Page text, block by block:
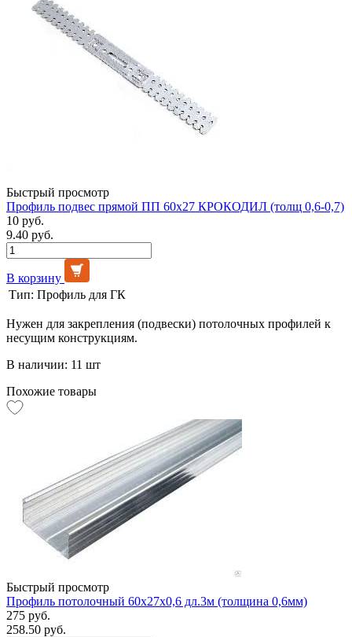
Быстрый просмотр
Профиль подвес прямой ПП 60х27 КРОКОДИЛ (толщ 0,6-0,7)
10 руб.
9.40 руб.
В корзину
Тип: Профиль для ГК
Нужен для закрепления (подвески) потолочных профилей к
несущим конструкциям.
В наличии: 11 шт
Похожие товары
Быстрый просмотр
Профиль потолочный 60х27х0,6 дл.3м (толщина 0,6мм)
275 руб.
258.50 руб.